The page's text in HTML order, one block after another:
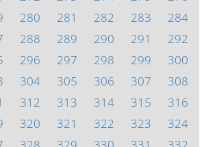
280 281 282 283
284
288 289 290 291
292
296 297 298 299
300
304 305 306 307
308
312 313 314 315
316
320 321 322 323
324